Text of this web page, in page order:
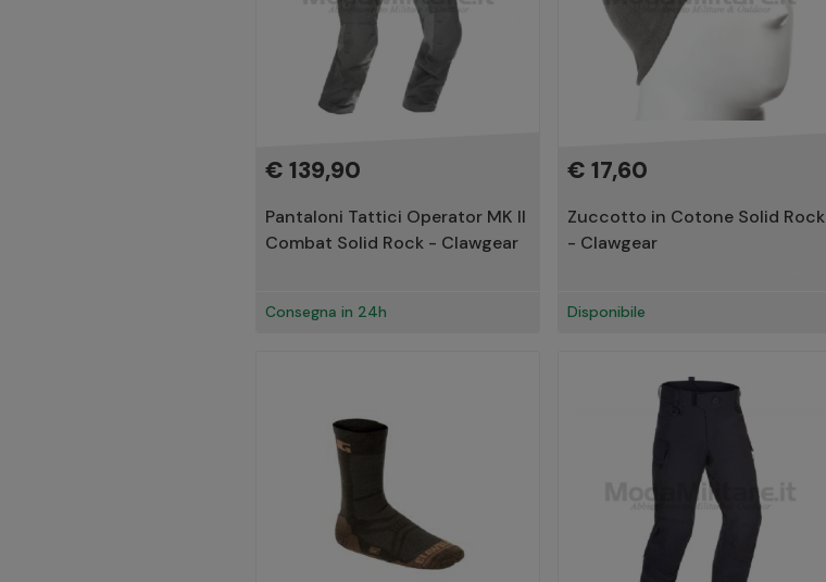
€ 139,90
Pantaloni Tattici Operator MK II
Combat Solid Rock - Clawgear
Consegna in 24h
€ 17,60
Zuccotto in Cotone Solid Rock
- Clawgear
Disponibile